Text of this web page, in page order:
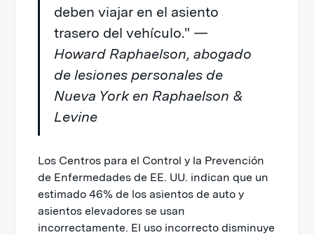
deben viajar en el asiento
trasero del vehículo." —
Howard Raphaelson, abogado
de lesiones personales de
Nueva York en Raphaelson &
Levine
Los Centros para el Control y la Prevención
de Enfermedades de EE. UU. indican que un
estimado 46% de los asientos de auto y
asientos elevadores se usan
incorrectamente. El uso incorrecto disminuye